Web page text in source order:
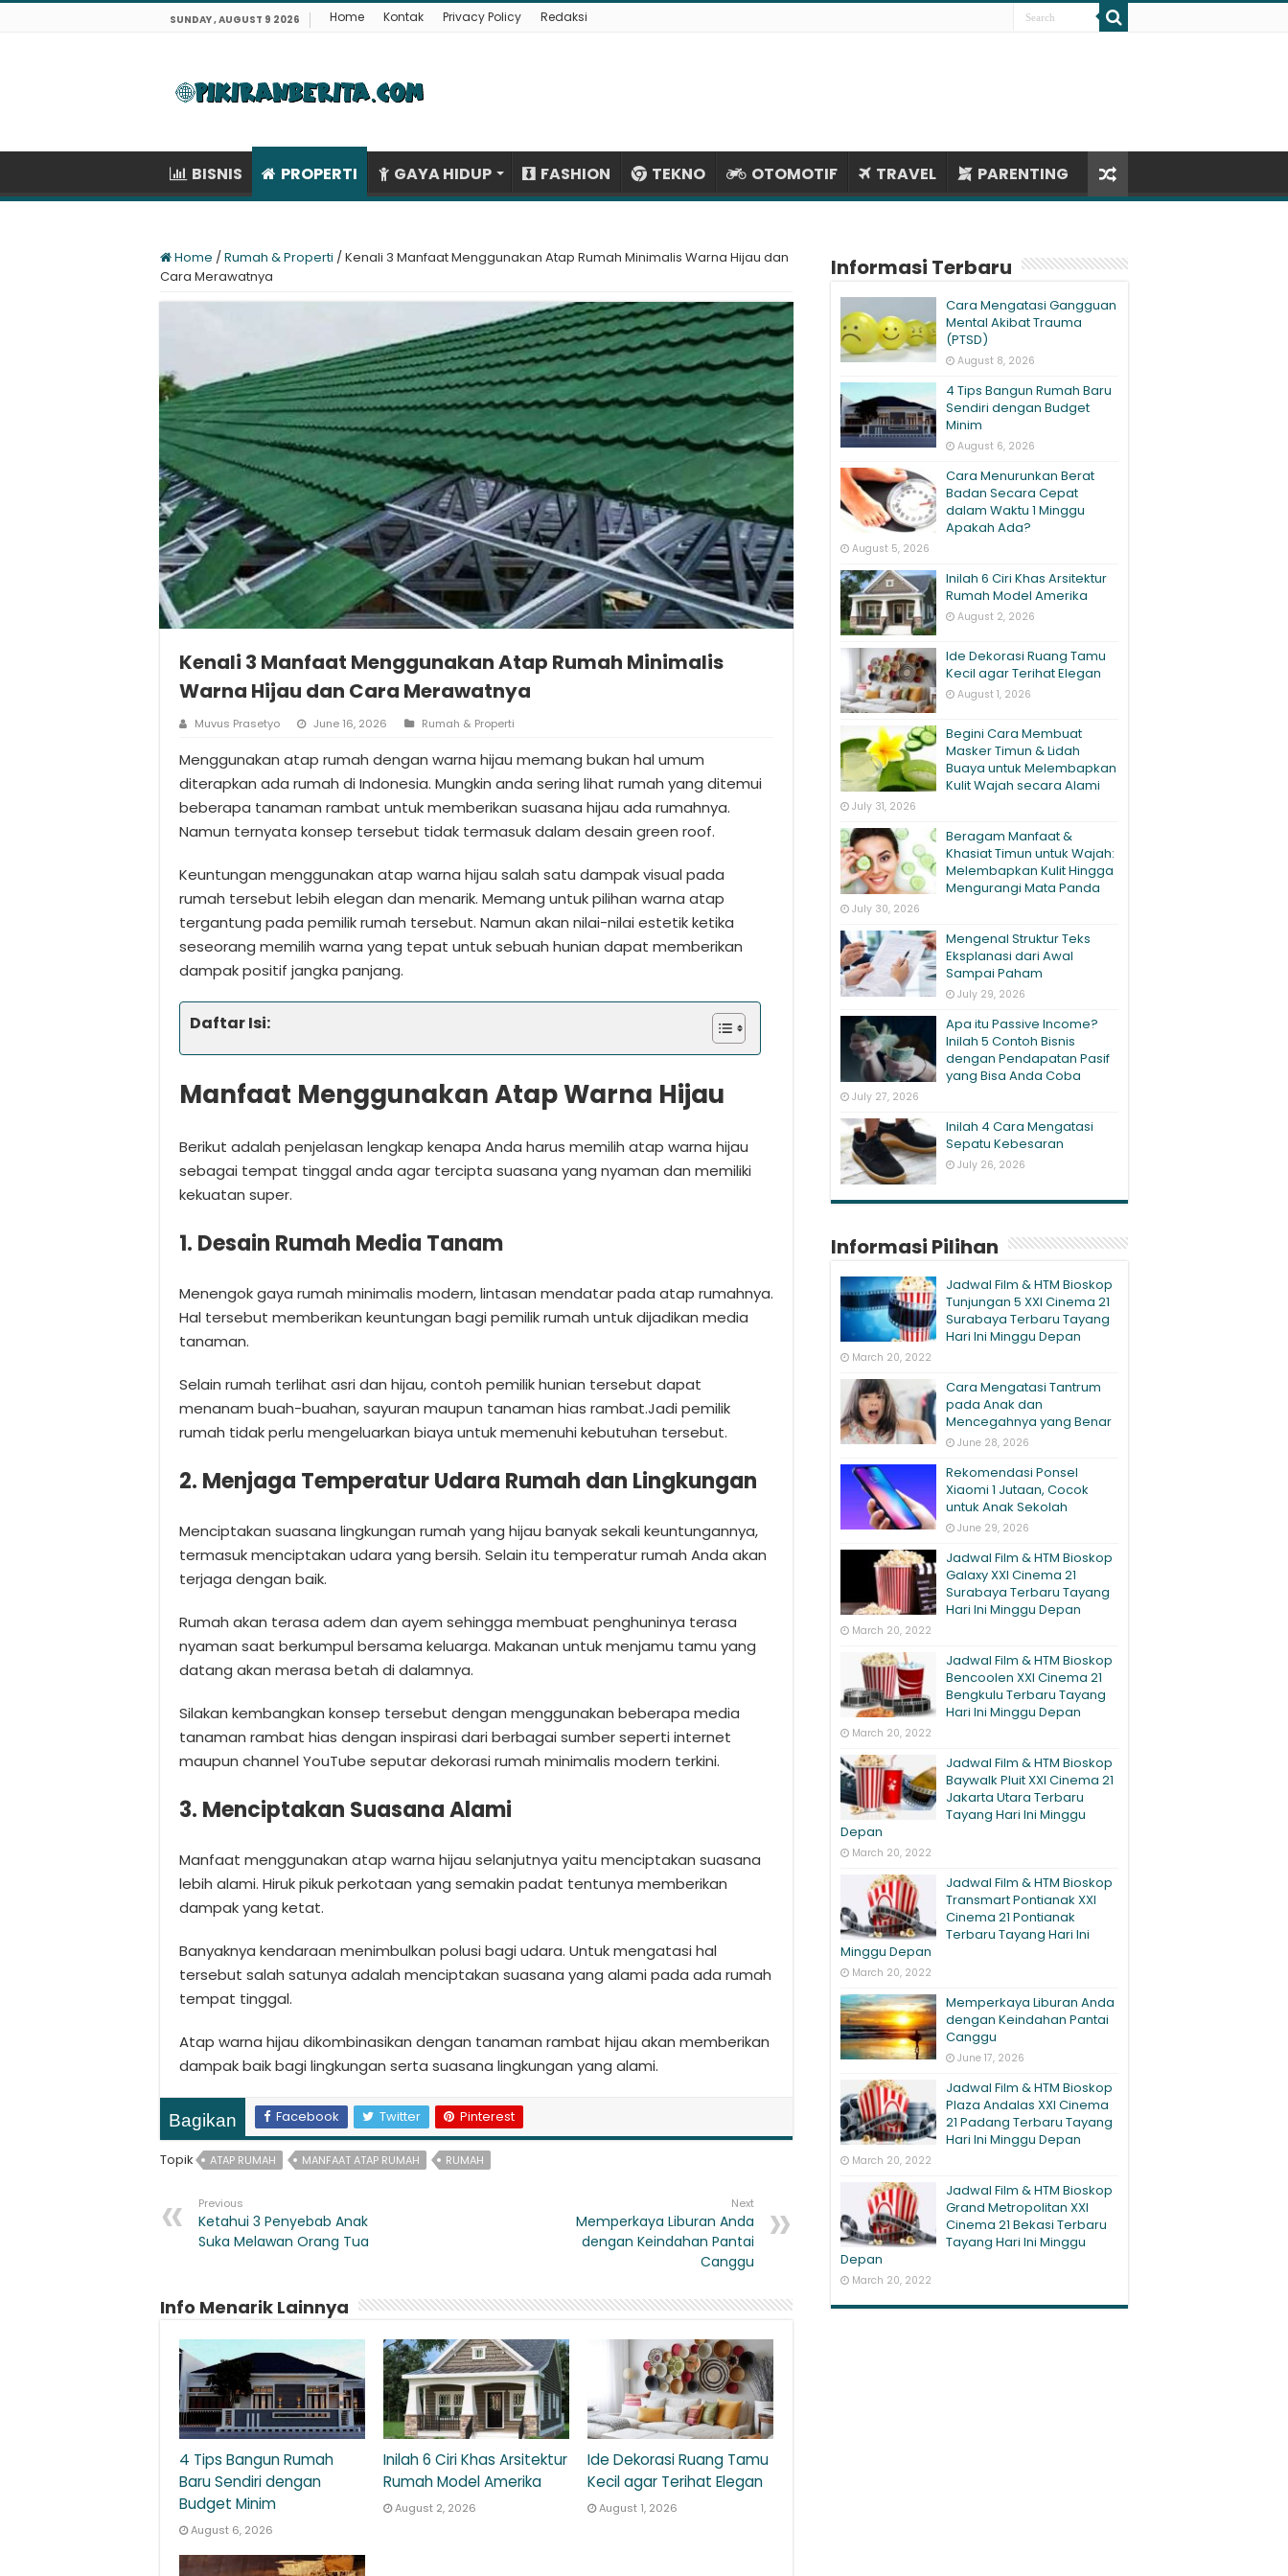
SUNDAY , AUGUST 9 2026 Home Kontak Privacy Policy Redaksi
BISNIS PROPERTI GAYA HIDUP FASHION TEKNO OTOMOTIF TRAVEL PARENTING
Home /Rumah & Properti /Kenali 3 Manfaat Menggunakan Atap Rumah Minimalis Warna Hijau dan
Cara Merawatnya
Kenali 3 Manfaat Menggunakan Atap Rumah Minimalis
Warna Hijau dan Cara Merawatnya
Muvus Prasetyo June 16, 2026 Rumah & Properti
Menggunakan atap rumah dengan warna hijau memang bukan hal umum
diterapkan ada rumah di Indonesia. Mungkin anda sering lihat rumah yang ditemui
beberapa tanaman rambat untuk memberikan suasana hijau ada rumahnya.
Namun ternyata konsep tersebut tidak termasuk dalam desain green roof.
Keuntungan menggunakan atap warna hijau salah satu dampak visual pada
rumah tersebut lebih elegan dan menarik. Memang untuk pilihan warna atap
tergantung pada pemilik rumah tersebut. Namun akan nilai-nilai estetik ketika
seseorang memilih warna yang tepat untuk sebuah hunian dapat memberikan
dampak positif jangka panjang.
Daftar Isi:
Manfaat Menggunakan Atap Warna Hijau
Berikut adalah penjelasan lengkap kenapa Anda harus memilih atap warna hijau
sebagai tempat tinggal anda agar tercipta suasana yang nyaman dan memiliki
kekuatan super.
1. Desain Rumah Media Tanam
Menengok gaya rumah minimalis modern, lintasan mendatar pada atap rumahnya.
Hal tersebut memberikan keuntungan bagi pemilik rumah untuk dijadikan media
tanaman.
Selain rumah terlihat asri dan hijau, contoh pemilik hunian tersebut dapat
menanam buah-buahan, sayuran maupun tanaman hias rambat.Jadi pemilik
rumah tidak perlu mengeluarkan biaya untuk memenuhi kebutuhan tersebut.
2. Menjaga Temperatur Udara Rumah dan Lingkungan
Menciptakan suasana lingkungan rumah yang hijau banyak sekali keuntungannya,
termasuk menciptakan udara yang bersih. Selain itu temperatur rumah Anda akan
terjaga dengan baik.
Rumah akan terasa adem dan ayem sehingga membuat penghuninya terasa
nyaman saat berkumpul bersama keluarga. Makanan untuk menjamu tamu yang
datang akan merasa betah di dalamnya.
Silakan kembangkan konsep tersebut dengan menggunakan beberapa media
tanaman rambat hias dengan inspirasi dari berbagai sumber seperti internet
maupun channel YouTube seputar dekorasi rumah minimalis modern terkini.
3. Menciptakan Suasana Alami
Manfaat menggunakan atap warna hijau selanjutnya yaitu menciptakan suasana
lebih alami. Hiruk pikuk perkotaan yang semakin padat tentunya memberikan
dampak yang ketat.
Banyaknya kendaraan menimbulkan polusi bagi udara. Untuk mengatasi hal
tersebut salah satunya adalah menciptakan suasana yang alami pada ada rumah
tempat tinggal.
Atap warna hijau dikombinasikan dengan tanaman rambat hijau akan memberikan
dampak baik bagi lingkungan serta suasana lingkungan yang alami.
Bagikan Facebook Twitter Pinterest
Topik ATAP RUMAH MANFAAT ATAP RUMAH RUMAH
Previous
Ketahui 3 Penyebab Anak
Suka Melawan Orang Tua
Next
Memperkaya Liburan Anda
dengan Keindahan Pantai
Canggu
Info Menarik Lainnya
4 Tips Bangun Rumah
Baru Sendiri dengan
Budget Minim
August 6, 2026
Inilah 6 Ciri Khas Arsitektur
Rumah Model Amerika
August 2, 2026
Ide Dekorasi Ruang Tamu
Kecil agar Terihat Elegan
August 1, 2026
Informasi Terbaru
Cara Mengatasi Gangguan
Mental Akibat Trauma
(PTSD)
August 8, 2026
4 Tips Bangun Rumah Baru
Sendiri dengan Budget
Minim
August 6, 2026
Cara Menurunkan Berat
Badan Secara Cepat
dalam Waktu 1 Minggu
Apakah Ada?
August 5, 2026
Inilah 6 Ciri Khas Arsitektur
Rumah Model Amerika
August 2, 2026
Ide Dekorasi Ruang Tamu
Kecil agar Terihat Elegan
August 1, 2026
Begini Cara Membuat
Masker Timun & Lidah
Buaya untuk Melembapkan
Kulit Wajah secara Alami
July 31, 2026
Beragam Manfaat &
Khasiat Timun untuk Wajah:
Melembapkan Kulit Hingga
Mengurangi Mata Panda
July 30, 2026
Mengenal Struktur Teks
Eksplanasi dari Awal
Sampai Paham
July 29, 2026
Apa itu Passive Income?
Inilah 5 Contoh Bisnis
dengan Pendapatan Pasif
yang Bisa Anda Coba
July 27, 2026
Inilah 4 Cara Mengatasi
Sepatu Kebesaran
July 26, 2026
Informasi Pilihan
Jadwal Film & HTM Bioskop
Tunjungan 5 XXI Cinema 21
Surabaya Terbaru Tayang
Hari Ini Minggu Depan
March 20, 2022
Cara Mengatasi Tantrum
pada Anak dan
Mencegahnya yang Benar
June 28, 2026
Rekomendasi Ponsel
Xiaomi 1 Jutaan, Cocok
untuk Anak Sekolah
June 29, 2026
Jadwal Film & HTM Bioskop
Galaxy XXI Cinema 21
Surabaya Terbaru Tayang
Hari Ini Minggu Depan
March 20, 2022
Jadwal Film & HTM Bioskop
Bencoolen XXI Cinema 21
Bengkulu Terbaru Tayang
Hari Ini Minggu Depan
March 20, 2022
Jadwal Film & HTM Bioskop
Baywalk Pluit XXI Cinema 21
Jakarta Utara Terbaru
Tayang Hari Ini Minggu
Depan
March 20, 2022
Jadwal Film & HTM Bioskop
Transmart Pontianak XXI
Cinema 21 Pontianak
Terbaru Tayang Hari Ini
Minggu Depan
March 20, 2022
Memperkaya Liburan Anda
dengan Keindahan Pantai
Canggu
June 17, 2026
Jadwal Film & HTM Bioskop
Plaza Andalas XXI Cinema
21 Padang Terbaru Tayang
Hari Ini Minggu Depan
March 20, 2022
Jadwal Film & HTM Bioskop
Grand Metropolitan XXI
Cinema 21 Bekasi Terbaru
Tayang Hari Ini Minggu
Depan
March 20, 2022